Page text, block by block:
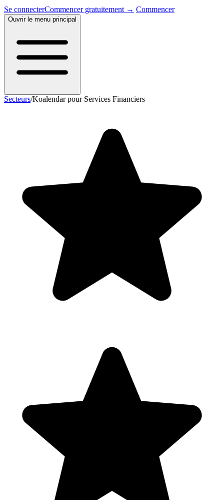
Se connecterCommencer gratuitement → Commencer
Ouvrir le menu principal
Secteurs/Koalendar pour Services Financiers